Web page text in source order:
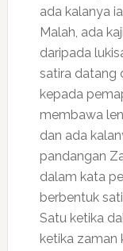
ada kalanya
Malah, ada
daripada
satira datang
kepada
membawa
dan ada
pandangan
dalam kata
berbentuk
Satu ketika
ketika zaman